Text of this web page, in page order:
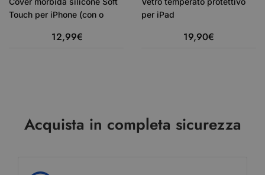
Touch per iPhone (con o
12,99€
per iPad
19,90€
Acquista in completa sicurezza